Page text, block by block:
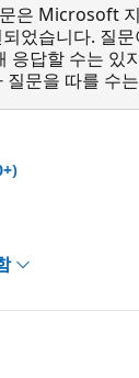
은 Microsoft
었습니다. 질
응답할 수는 있
질문을 따를 수